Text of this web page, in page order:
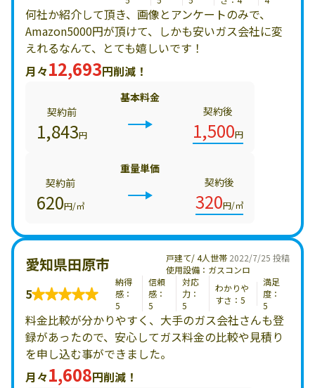
何社か紹介して頂き、画像とアンケートのみで、
Amazon5000円が頂けて、しかも安いガス会社に変
えれるなんて、とても嬉しいです！
月々12,693円削減！
基本料金
契約前
1,843円
契約後
1,500円
重量単価
契約前
620円/㎥
契約後
320円/㎥
2022/7/25 投稿
愛知県田原市
戸建て/ 4人世帯
使用設備：ガスコンロ
5
納得
感：
5
信頼
感：
5
対応
力：
5
わかりや
すさ：5
満足
度：
5
料金比較が分かりやすく、大手のガス会社さんも登
録があったので、安心してガス料金の比較や見積り
を申し込む事ができました。
月々1,608円削減！